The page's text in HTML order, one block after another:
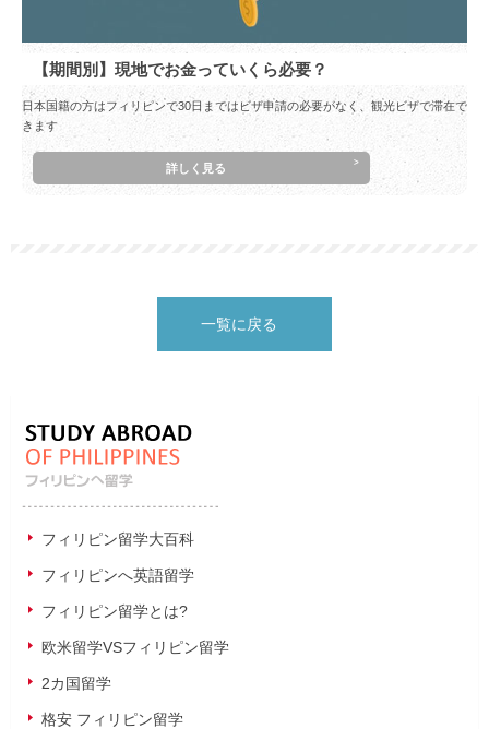
【期間別】現地でお金っていくら必要？
日本国籍の方はフィリピンで30日まではビザ申請の必要がなく、観光ビザで滞在で
きます
詳しく見る
一覧に戻る
フィリピン留学大百科
フィリピンへ英語留学
フィリピン留学とは?
欧米留学VSフィリピン留学
2カ国留学
格安 フィリピン留学